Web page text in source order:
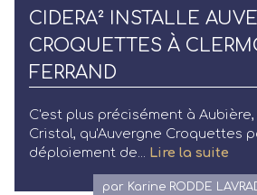
CIDERA² INSTALLE
CROQUETTES À
FERRAND
C'est plus précisément à
Cristal, qu'Auvergne Croquettes
déploiement de...
Lire la suite
par Karine RODDE